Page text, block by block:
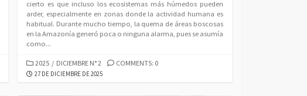
cierto es que incluso los ecosistemas más húmedos pueden
arder, especialmente en zonas donde la actividad humana es
habitual. Durante mucho tiempo, la quema de áreas boscosas
en la Amazonía generó poca o ninguna alarma, pues se asumía
como...
CATEGORIES
2025 / DICIEMBRE N° 2 COMMENTS: 0
PUBLISHED
27 DE DICIEMBRE DE 2025